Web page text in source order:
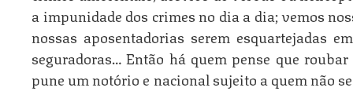
a impunidade dos crimes no dia a dia; vemos
nossas aposentadorias serem esquartejadas
seguradoras… Então há quem pense que
pune um notório e nacional sujeito a quem não